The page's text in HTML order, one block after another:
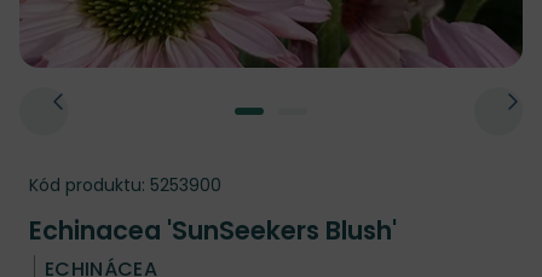
Kód produktu: 5253900
Echinacea 'SunSeekers Blush'
ECHINÁCEA